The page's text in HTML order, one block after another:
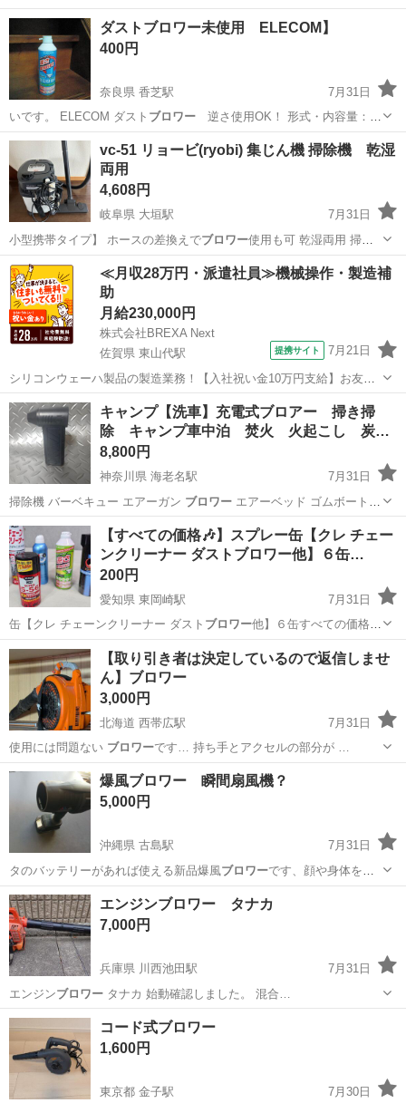
ダストブロワー未使用 ELECOM】
400円
奈良県 香芝駅
7月31日
いです。 ELECOM ダスト ブロワー逆さ使用OK！ 形式・内容量：
…奈良 香芝市 香芝駅 その他 ELECOM
vc-51 リョービ(ryobi) 集じん機 掃除機 乾湿
両用
4,608円
岐阜県 大垣駅
7月31日
小型携帯タイプ】 ホースの差換えでブロワー使用も可 乾湿両用 掃除
機 集…
岐阜 大垣市 大垣駅 家電
≪月収28万円・派遣社員≫機械操作・製造補
助
月給230,000円
株式会社BREXA Next
佐賀県 東山代駅
提携サイト 7月21日
シリコンウェーハ製品の製造業務！【入社祝い金10万円支給】お友達
やカップルとの応募OK◎年間休日129日＆休出なしでプライベート充
実♪業務はクリーンルームで快適作業◎自社正社員登用制度あり★1食
300円～の格安食堂あり！《佐...
佐賀 伊万里市 東山代駅 その他
キャンプ【洗車】充電式ブロアー 掃き掃
除 キャンプ車中泊 焚火 火起こし 炭
火…
8,800円
神奈川県 海老名駅
7月31日
掃除機 バーベキュー エアーガン ブロワーエアーベッド ゴムボート
浮き輪 …
神奈川 海老名市 海老名駅 メンテナンス用品 洗車
【すべての価格🎶】スプレー缶【クレ チェー
ンクリーナー ダストブロワー他】６缶…
200円
愛知県 東岡崎駅
7月31日
缶【クレ チェーンクリーナー ダスト ブロワー他】６缶すべての価格
✨岡崎市明大寺…
愛知 岡崎市 東岡崎駅 メンテナンス用品 スプレー缶
【取り引き者は決定しているので返信しませ
ん】ブロワー
3,000円
北海道 西帯広駅
7月31日
使用には問題ない ブロワー です… 持ち手とアクセルの部分が …
北海道 釧路市 西帯広駅 その他
爆風ブロワー 瞬間扇風機？
5,000円
沖縄県 古島駅
7月31日
タのバッテリーがあれば使える新品爆風ブロワーです、顔や身体を水
で濡らせば、熱中症…
沖縄 沖縄市 その他
エンジンブロワー タナカ
7,000円
兵庫県 川西池田駅
7月31日
エンジンブロワー タナカ 始動確認しました。 混合…
兵庫 川西市 川西池田駅
コード式ブロワー
1,600円
東京都 金子駅 7月30日